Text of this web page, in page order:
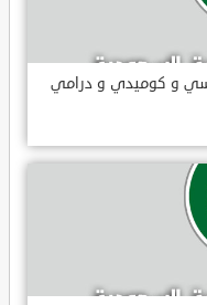
و كوميدي و درامي